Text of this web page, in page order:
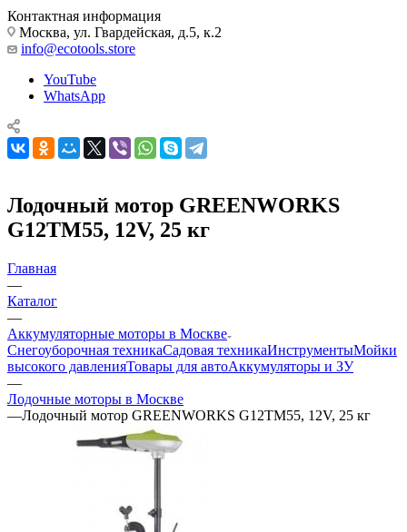
Контактная информация
Москва, ул. Гвардейская, д.5, к.2
info@ecotools.store
YouTube
WhatsApp
Лодочный мотор GREENWORKS
G12TM55, 12V, 25 кг
Главная
—
Каталог
—
Аккумуляторные моторы в Москве
Снегоуборочная техникаСадовая техникаИнструментыМойки
высокого давленияТовары для автоАккумуляторы и ЗУ
—
Лодочные моторы в Москве
—Лодочный мотор GREENWORKS G12TM55, 12V, 25 кг